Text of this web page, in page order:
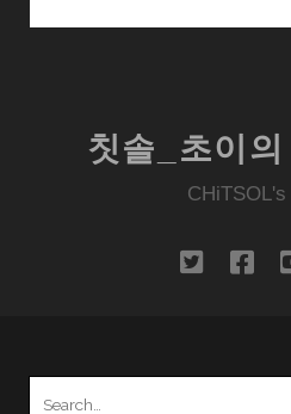
칫솔_초이
CHiTSOL's
twitter